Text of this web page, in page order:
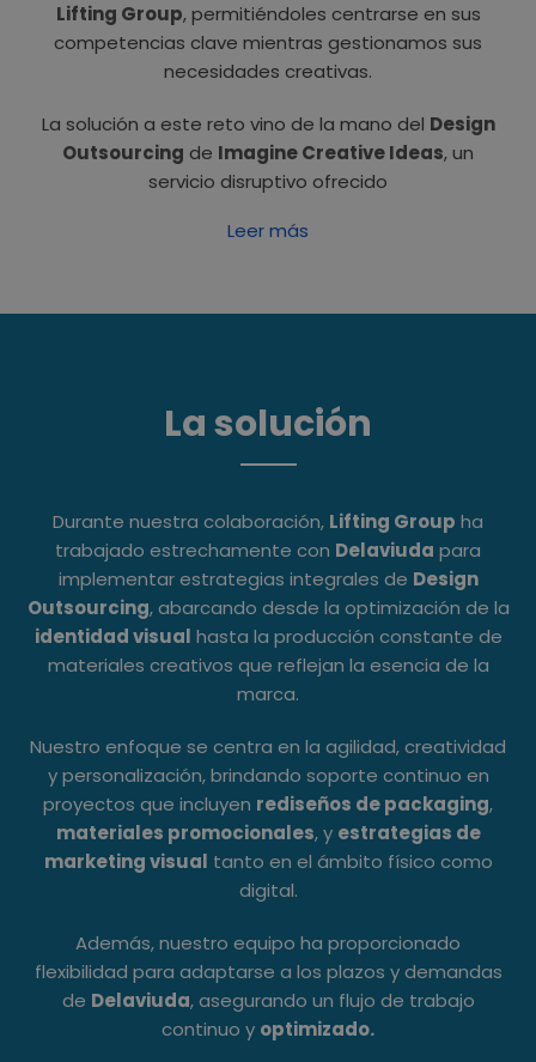
Lifting Group, permitiéndoles centrarse en sus
competencias clave mientras gestionamos sus
necesidades creativas.
La solución a este reto vino de la mano del Design
Outsourcing de Imagine Creative Ideas, un
servicio disruptivo ofrecido
Leer más
La solución
Durante nuestra colaboración, Lifting Group ha
trabajado estrechamente con Delaviuda para
implementar estrategias integrales de Design
Outsourcing, abarcando desde la optimización de la
identidad visual hasta la producción constante de
materiales creativos que reflejan la esencia de la
marca.
Nuestro enfoque se centra en la agilidad, creatividad
y personalización, brindando soporte continuo en
proyectos que incluyen rediseños de packaging,
materiales promocionales, y estrategias de
marketing visual tanto en el ámbito físico como
digital.
Además, nuestro equipo ha proporcionado
flexibilidad para adaptarse a los plazos y demandas
de Delaviuda, asegurando un flujo de trabajo
continuo y optimizado.